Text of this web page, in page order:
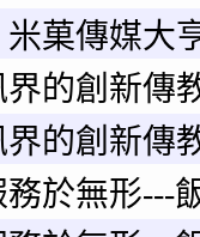
米菓傳媒大
的創新傳
的創新傳
於無形---